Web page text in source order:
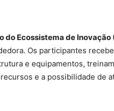
do Ecossistema de
Os participantes
e equipamentos,
e a possibilidade de